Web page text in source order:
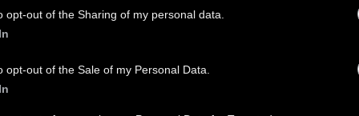
opt-out of the Sharing of my personal data.
opt-out of the Sale of my Personal Data.
στην αυτοεπίγνωσή μας αλλά και στις
μας. Το μικρό animation video Empathise
και μας δένουν με τους άλλους.